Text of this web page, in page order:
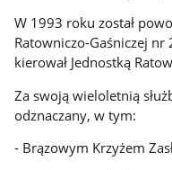
W 1993 roku został
Ratowniczo-Gaśniczej
kierował Jednostką
Za swoją wieloletnią
odznaczany, w tym:
- Brązowym Krzyżem